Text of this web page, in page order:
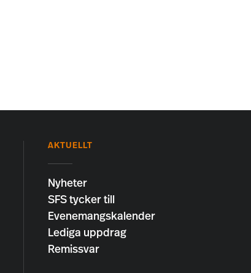
AKTUELLT
Nyheter
SFS tycker till
Evenemangskalender
Lediga uppdrag
Remissvar